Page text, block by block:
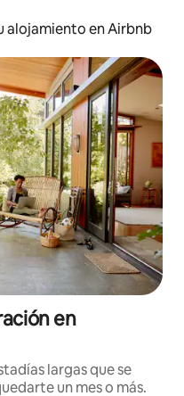
alojamiento en Airbnb
en
largas que se
un mes o más.